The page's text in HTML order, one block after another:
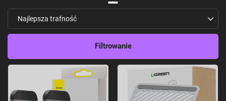
Zmień sortowanie
Najlepsza trafność
Filtrowanie